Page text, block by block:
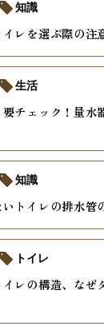
レを選ぶ際の注
知識
チェック！量水
生活
トイレの排水管
知識
レの構造、なぜ
トイレ